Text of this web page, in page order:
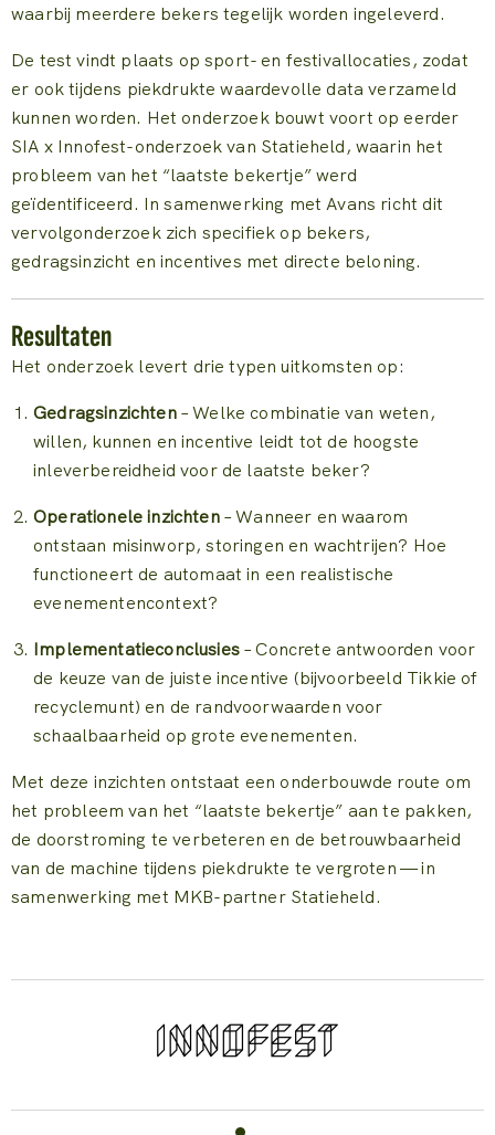
waarbij meerdere bekers tegelijk worden ingeleverd.
De test vindt plaats op sport- en festivallocaties, zodat
er ook tijdens piekdrukte waardevolle data verzameld
kunnen worden. Het onderzoek bouwt voort op eerder
SIA x Innofest-onderzoek van Statieheld, waarin het
probleem van het “laatste bekertje” werd
geïdentificeerd. In samenwerking met Avans richt dit
vervolgonderzoek zich specifiek op bekers,
gedragsinzicht en incentives met directe beloning.
Resultaten
Het onderzoek levert drie typen uitkomsten op:
Gedragsinzichten– Welke combinatie van weten,
willen, kunnen en incentive leidt tot de hoogste
inleverbereidheid voor de laatste beker?
Operationele inzichten– Wanneer en waarom
ontstaan misinworp, storingen en wachtrijen? Hoe
functioneert de automaat in een realistische
evenementencontext?
Implementatieconclusies– Concrete antwoorden voor
de keuze van de juiste incentive (bijvoorbeeld Tikkie of
recyclemunt) en de randvoorwaarden voor
schaalbaarheid op grote evenementen.
Met deze inzichten ontstaat een onderbouwde route om
het probleem van het “laatste bekertje” aan te pakken,
de doorstroming te verbeteren en de betrouwbaarheid
van de machine tijdens piekdrukte te vergroten — in
samenwerking met MKB-partner Statieheld.